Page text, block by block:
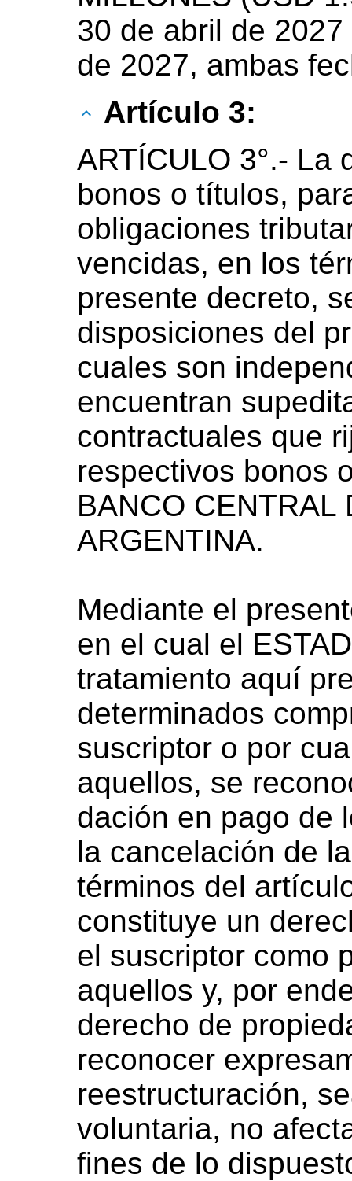
30 de abril de
de 2027, ambas
Artículo 3:
ARTÍCULO 3°.- La
bonos o títulos,
obligaciones
vencidas, en los
presente decreto,
disposiciones del
cuales son
encuentran
contractuales que
respectivos bonos
BANCO CENTRAL
ARGENTINA.
Mediante el
en el cual el
tratamiento aquí
determinados
suscriptor o por
aquellos, se
dación en pago de
la cancelación de
términos del
constituye un
el suscriptor como
aquellos y, por
derecho de
reconocer
reestructuración,
voluntaria, no
fines de lo